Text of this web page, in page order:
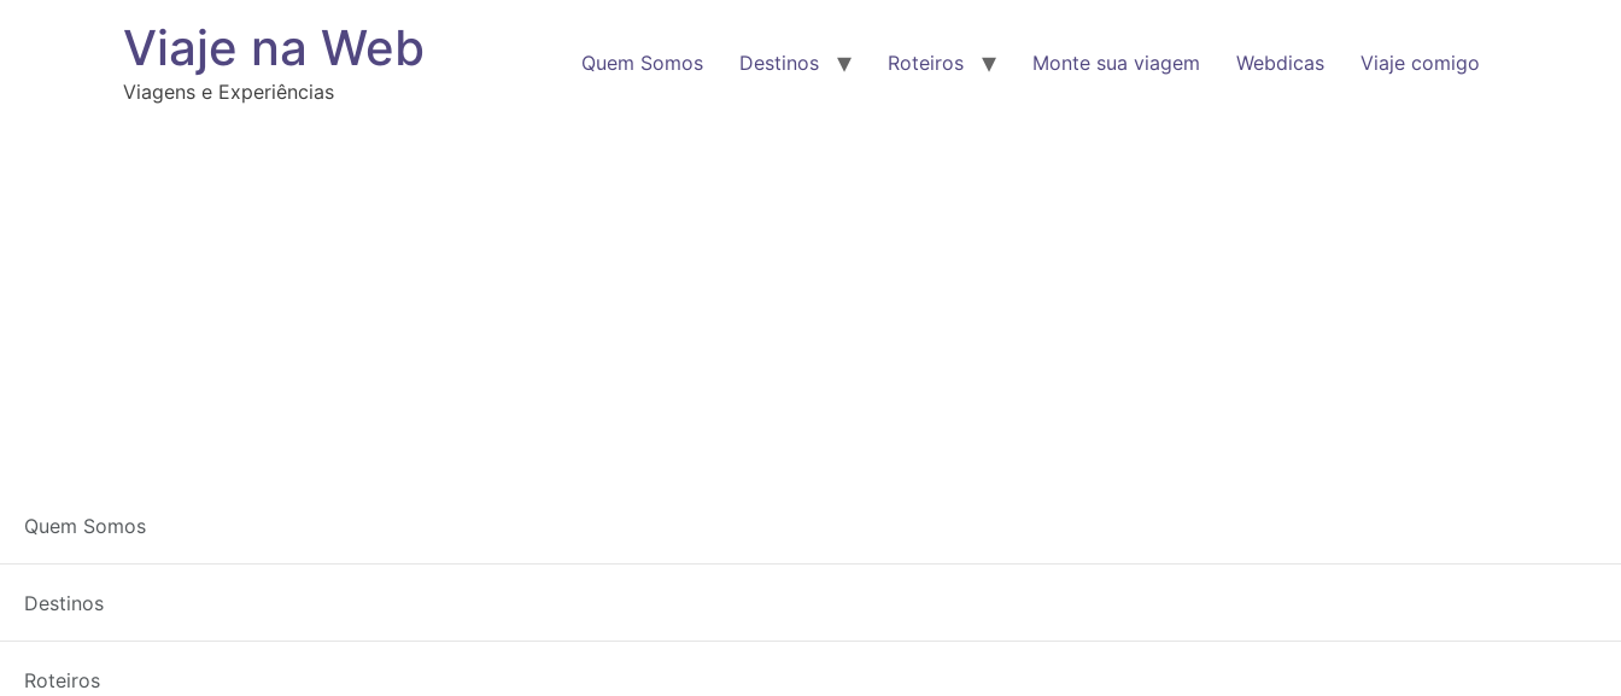
Viaje na Web
Viagens e Experiências
Quem Somos Destinos Roteiros Monte sua viagem Webdicas Viaje comigo
Quem Somos
Destinos
Roteiros